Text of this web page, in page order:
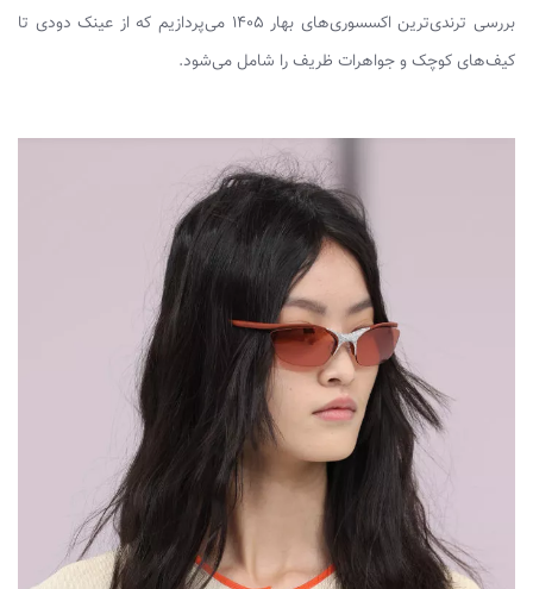
بررسی ترندی‌ترین اکسسوری‌های بهار ۱۴۰۵ می‌پردازیم که از عینک دودی تا
کیف‌های کوچک و جواهرات ظریف را شامل می‌شود.